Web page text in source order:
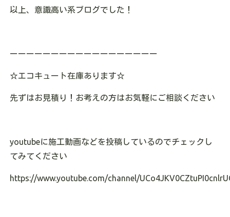
以上、意識高い系ブログでした！
ーーーーーーーーーーーーーーーーーー
☆エコキュート在庫あります☆
先ずはお見積り！お考えの方はお気軽にご相談ください
youtubeに施工動画などを投稿しているのでチェックし
てみてください
https://www.youtube.com/channel/